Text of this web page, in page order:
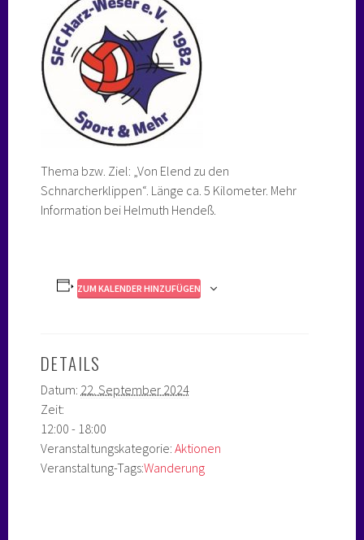
Thema bzw. Ziel: „Von Elend zu den
Schnarcherklippen“. Länge ca. 5 Kilometer. Mehr
Information bei Helmuth Hendeß.
ZUM KALENDER HINZUFÜGEN
DETAILS
Datum: 22. September 2024
Zeit:
12:00 - 18:00
Veranstaltungskategorie: Aktionen
Veranstaltung-Tags:Wanderung